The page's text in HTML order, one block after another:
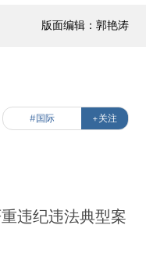
版面编辑：郭艳涛
#国际 +关注
违纪违法典型案